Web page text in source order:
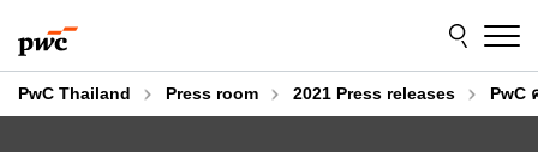
to
content
to
footer
PwC Thailand Press room 2021 Press releases PwC